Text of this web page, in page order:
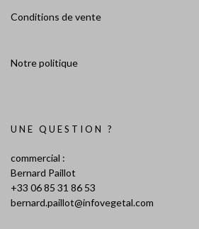
Conditions de vente
Notre politique
UNE QUESTION ?
commercial :
Bernard Paillot
+33 06 85 31 86 53
bernard.paillot@infovegetal.com